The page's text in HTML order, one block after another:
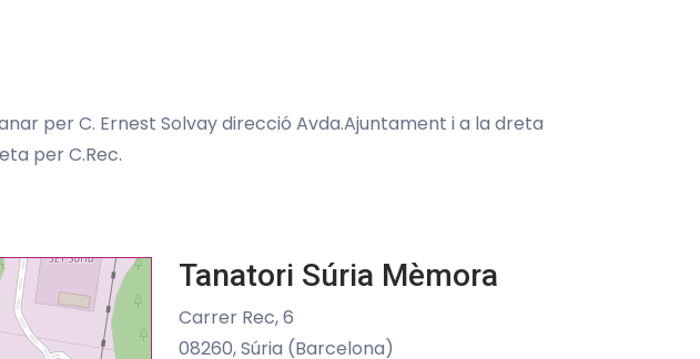
per C. Ernest Solvay direcció Avda.Ajuntament i a la dreta
per C.Rec.
Tanatori Súria Mèmora
Carrer Rec, 6
08260, Súria (Barcelona)